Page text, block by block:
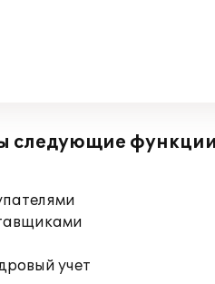
следующие
учет